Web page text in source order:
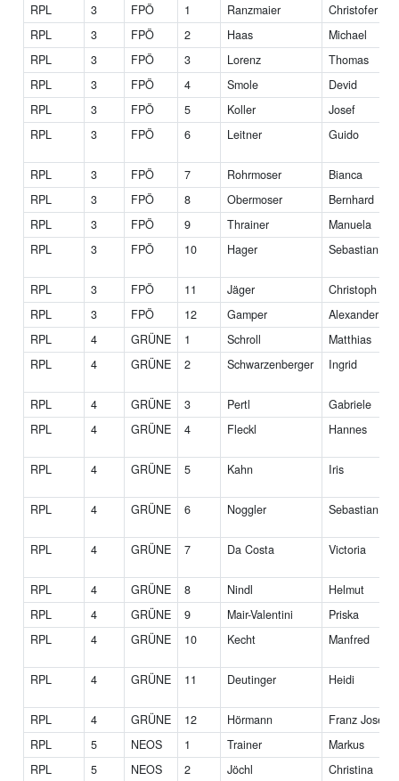
RPL
3 FPÖ 1 Ranzmaier
Christofer
RPL
3 FPÖ 2 Haas
Michael
RPL
3 FPÖ 3 Lorenz
Thomas
RPL
3 FPÖ 4 Smole
Devid
RPL
3 FPÖ 5 Koller
Josef
RPL
3 FPÖ 6 Leitner Guido
RPL 3 FPÖ 7 Rohrmoser
Bianca
RPL
3 FPÖ 8 Obermoser
Bernhard
RPL
3 FPÖ 9 Thrainer
Manuela
RPL
3 FPÖ 10 Hager Sebastian
RPL 3 FPÖ 11 Jäger
Christoph
RPL
3 FPÖ 12 Gamper
Alexander
RPL
4 GRÜNE 1 Schroll
Matthias
RPL
4 GRÜNE 2 Schwarzenberger Ingrid
RPL 4 GRÜNE 3 Pertl
Gabriele
RPL
4 GRÜNE 4 Fleckl Hannes
RPL 4 GRÜNE 5 Kahn Iris
RPL 4 GRÜNE 6 Noggler Sebastian
RPL 4 GRÜNE 7 Da Costa Victoria
RPL 4 GRÜNE 8 Nindl
Helmut
RPL
4 GRÜNE 9 Mair-Valentini
Priska
RPL
4 GRÜNE 10 Kecht Manfred
RPL 4 GRÜNE 11 Deutinger Heidi
RPL 4 GRÜNE 12 Hörmann
Franz Josef
RPL
5 NEOS 1 Trainer
Markus
RPL
5 NEOS 2 Jöchl Christina